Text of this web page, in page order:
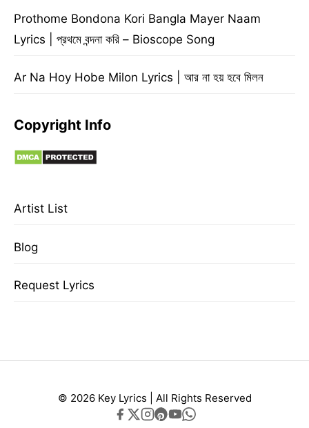
Prothome Bondona Kori Bangla Mayer Naam
Lyrics | প্রথমে বন্দনা করি – Bioscope Song
Ar Na Hoy Hobe Milon Lyrics | আর না হয় হবে মিলন
Copyright Info
Artist List
Blog
Request Lyrics
© 2026 Key Lyrics | All Rights Reserved